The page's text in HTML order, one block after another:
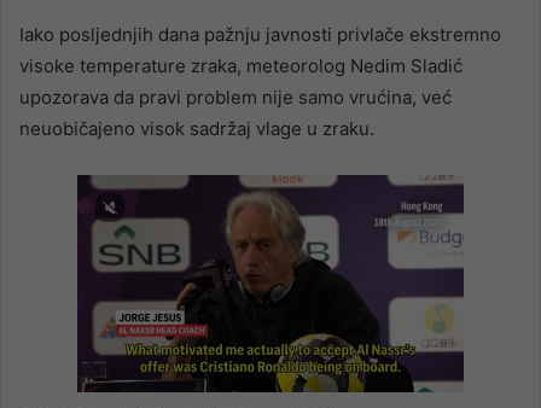
Iako posljednjih dana pažnju javnosti privlače ekstremno
visoke temperature zraka, meteorolog Nedim Sladić
upozorava da pravi problem nije samo vrućina, već
neuobičajeno visok sadržaj vlage u zraku.